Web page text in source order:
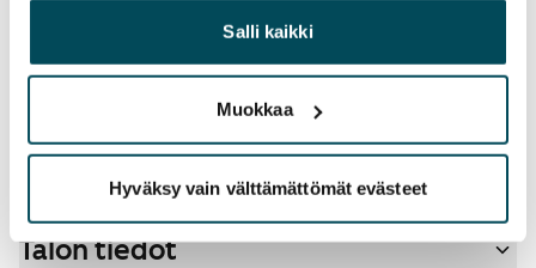
heille tai joita on kerätty, kun olet käyttänyt heidän
palvelujaan.
Salli kaikki
Muokkaa
Hyväksy vain välttämättömät evästeet
Kyllä
Ei
Talon tiedot